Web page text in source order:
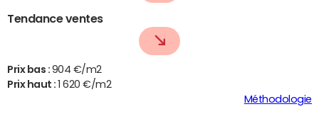
Tendance ventes
Prix bas : 904 €/m2
Prix haut :
1 620 €/m2
Méthodologie